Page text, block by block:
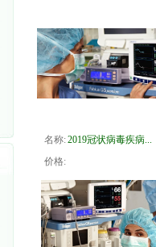
名称:2019冠状病毒疾病...
价格: